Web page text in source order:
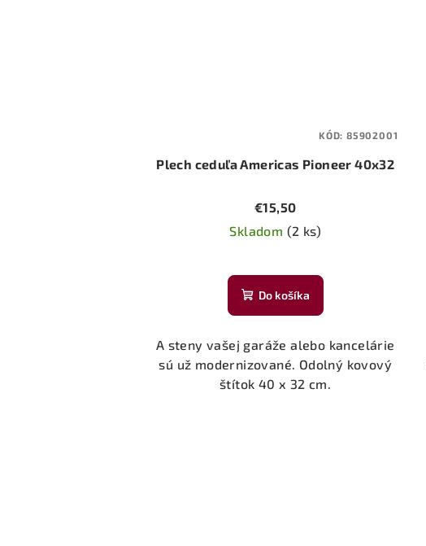
Plech ceduľa Americas Pioneer 40x32
€15,50
Skladom (2 ks)
Do košíka
A steny vašej garáže alebo kancelárie
sú už modernizované. Odolný kovový
štítok 40 x 32 cm.
KÓD: 85902001